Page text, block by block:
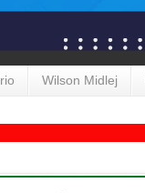
Wilson Midlej